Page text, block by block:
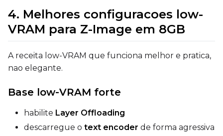
Guidance Scale
Width
4. Melhores configuracoes low-
VRAM para Z-Image em 8GB
A receita low-VRAM que funciona melhor e pratica,
nao elegante.
Base low-VRAM forte
habilite Layer Offloading
descarregue o text encoder de forma agressiva